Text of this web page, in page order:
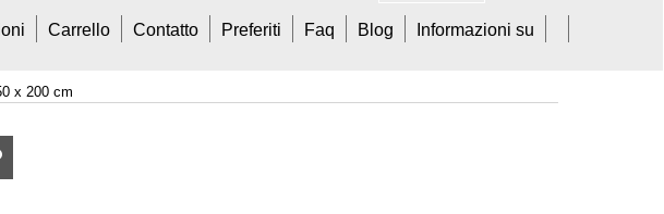
Carrello Contatto Preferiti Faq Blog Informazioni su
x 200 cm